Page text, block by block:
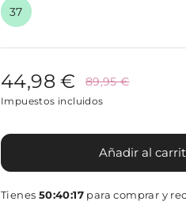
37
44,98 € 89,95 €
Impuestos incluidos
Añadir al
Tienes 50:40:17 para comprar y